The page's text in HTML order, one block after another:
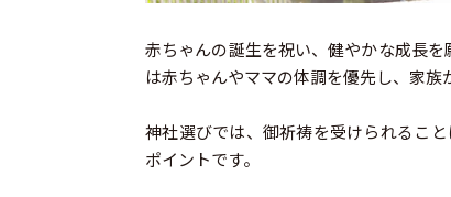
赤ちゃんの誕生を祝い、健やかな成長
は赤ちゃんやママの体調を優先し、家族
神社選びでは、御祈祷を受けられるこ
ポイントです。